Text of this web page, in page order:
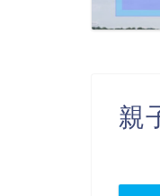
親